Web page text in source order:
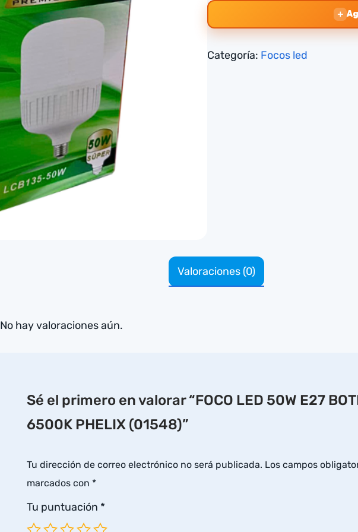
＋
Categoría: Focos led
Valoraciones (0)
No hay valoraciones aún.
Sé el primero en valorar “FOCO LED 50W E27
6500K PHELIX (01548)”
Tu dirección de correo electrónico no será publicada. Los campos
marcados con *
Tu puntuación *